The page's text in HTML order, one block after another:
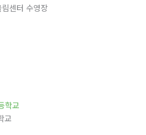
센터 수영장
교